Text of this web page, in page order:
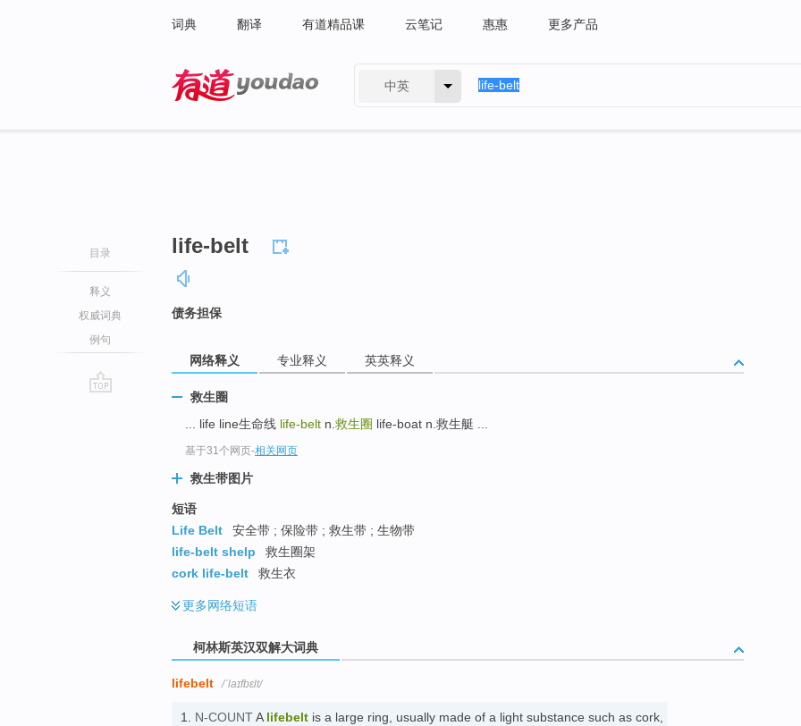
词典 翻译 有道精品课 云笔记 惠惠 更多产品
中英
目录
释义
权威词典
例句
life-belt
债务担保
网络释义 专业释义 英英释义
救生圈
... life line生命线 life-belt n. 救生圈 life-boat n.救生艇 ...
基于31个网页-相关网页
救生带图片
短语
Life Belt
安全带 ; 保险带 ; 救生带 ; 生物带
life-belt shelp
救生圈架
cork life-belt
救生衣
更多网络短语
柯林斯英汉双解大词典
lifebelt /ˈlaɪfbɛlt/
1. N-COUNTA lifebelt is a large ring, usually made of a light substance such as cork,